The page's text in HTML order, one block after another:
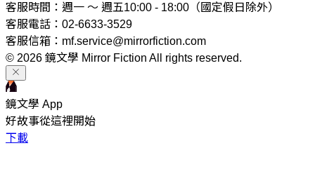
客服時間：週一 ～ 週五10:00 - 18:00（國定假日除外）
客服電話：02-6633-3529
客服信箱：mf.service@mirrorfiction.com
© 2026 鏡文學 Mirror Fiction All rights reserved.
鏡文學 App
好故事從這裡開始
下載